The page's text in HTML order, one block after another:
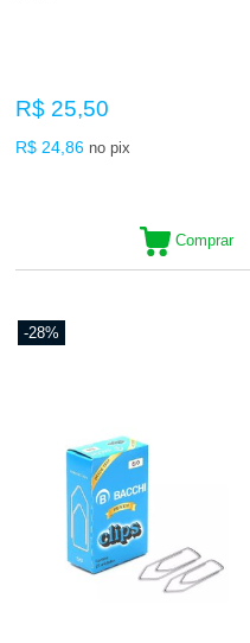
R$ 25,50
R$ 24,86 no pix
Comprar
-28%